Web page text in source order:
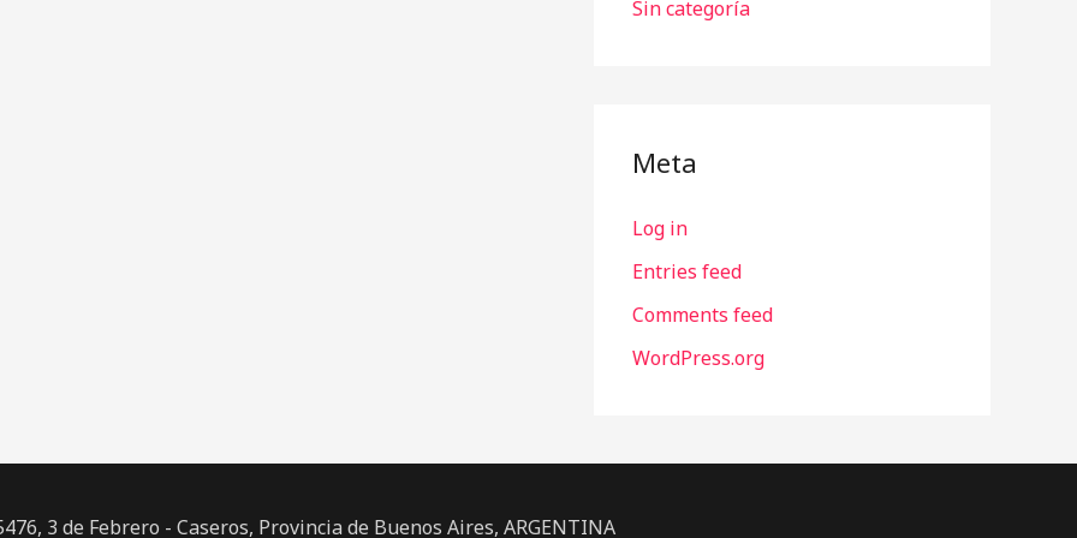
Sin categoría
Meta
Log in
Entries feed
Comments feed
WordPress.org
3 de Febrero - Caseros, Provincia de Buenos Aires, ARGENTINA